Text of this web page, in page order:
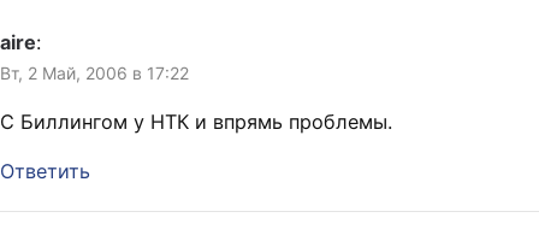
aire:
Вт, 2 Май, 2006 в 17:22
С Биллингом у НТК и впрямь проблемы.
Ответить